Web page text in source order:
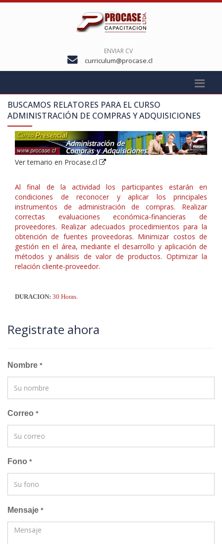
ENVIAR CV
curriculum@procase.cl
BUSCAMOS RELATORES PARA EL CURSO
ADMINISTRACIÓN DE COMPRAS Y ADQUISICIONES
Ver temario en Procase.cl
Al final de la actividad los participantes estarán en
condiciones de reconocer y aplicar los principales
instrumentos de administración de compras. Realizar
correctas evaluaciones económica-financieras de
proveedores. Realizar adecuados procedimientos para la
obtención de fuentes proveedoras. Minimizar costos de
gestión en el área, mediante el desarrollo y aplicación de
métodos y análisis de valor de productos. Optimizar la
relación cliente-proveedor.
DURACION: 30 Horas.
Registrate ahora
Nombre *
Correo *
Fono *
Mensaje *